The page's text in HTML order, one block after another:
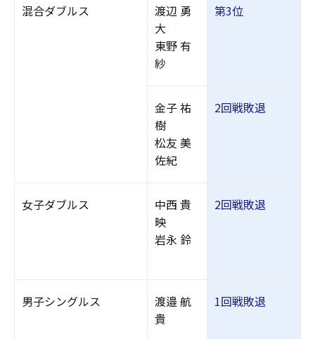
混合ダブルス
渡辺 勇
大
東野 有
紗
第3位
金子 祐
樹
松友 美
佐紀
2回戦敗退
女子ダブルス
中西 貴
映
岩永 鈴
2回戦敗退
男子シングルス
渡邉 航
貴
1回戦敗退